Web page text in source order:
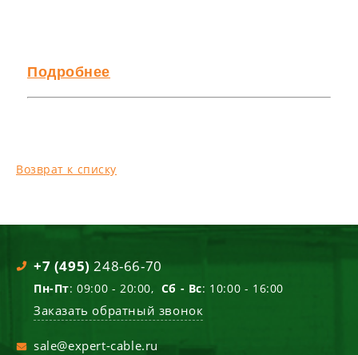
Подробнее
Возврат к списку
+7 (495) 248-66-70
Пн-Пт: 09:00 - 20:00, Сб - Вс: 10:00 - 16:00
Заказать обратный звонок
sale@expert-cable.ru